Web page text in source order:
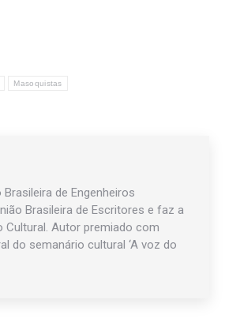
Masoquistas
de Engenheiros
Brasileira de Escritores e faz a
Cultural. Autor premiado com
do semanário cultural ‘A voz do